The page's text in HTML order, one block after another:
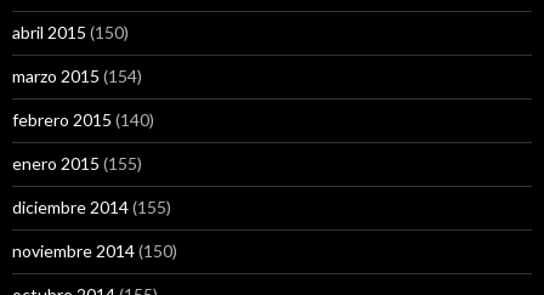
abril 2015 (150)
marzo 2015 (154)
febrero 2015 (140)
enero 2015 (155)
diciembre 2014(155)
noviembre 2014(150)